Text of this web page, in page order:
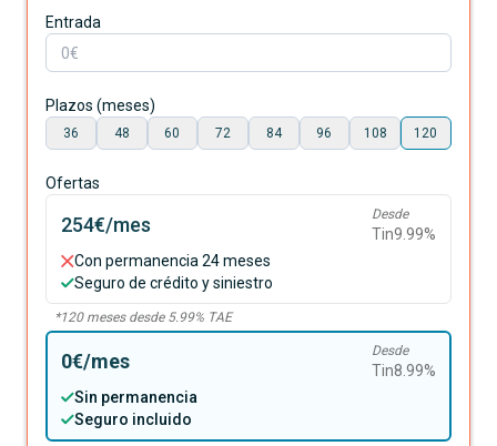
Entrada
Plazos (meses)
36 48 60 72 84 96 108 120
Ofertas
254€/mes Desde
Tin9.99%
Con permanencia 24 meses
Seguro de crédito y siniestro
*120meses desde 5.99% TAE
0€/mes Desde
Tin8.99%
Sin permanencia
Seguro incluido